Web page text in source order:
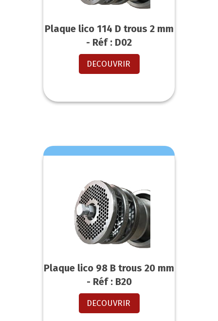
Plaque lico 114 D trous 2 mm
- Réf : D02
DECOUVRIR
Plaque lico 98 B trous 20 mm
- Réf : B20
DECOUVRIR